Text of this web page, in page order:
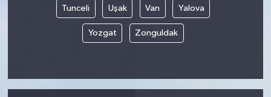
Tunceli Uşak Van Yalova
Yozgat Zonguldak